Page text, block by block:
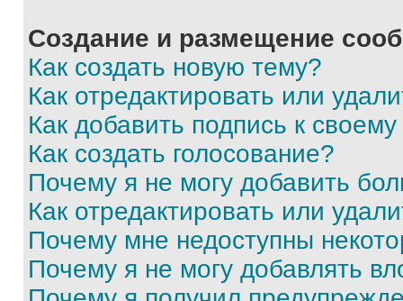
Создание и размещение
Как создать новую тему?
Как отредактировать или
Как добавить подпись к
Как создать голосование?
Почему я не могу добавить
Как отредактировать или
Почему мне недоступны
Почему я не могу добавлять